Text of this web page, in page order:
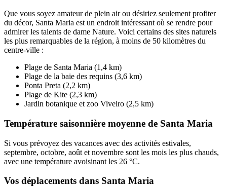
Que vous soyez amateur de plein air ou désiriez seulement profiter
du décor, Santa Maria est un endroit intéressant où se rendre pour
admirer les talents de dame Nature. Voici certains des sites naturels
les plus remarquables de la région, à moins de 50 kilomètres du
centre-ville :
Plage de Santa Maria (1,4 km)
Plage de la baie des requins (3,6 km)
Ponta Preta (2,2 km)
Plage de Kite (2,3 km)
Jardin botanique et zoo Viveiro (2,5 km)
Température saisonnière moyenne de Santa Maria
Si vous prévoyez des vacances avec des activités estivales,
septembre, octobre, août et novembre sont les mois les plus chauds,
avec une température avoisinant les 26 °C.
Vos déplacements dans Santa Maria